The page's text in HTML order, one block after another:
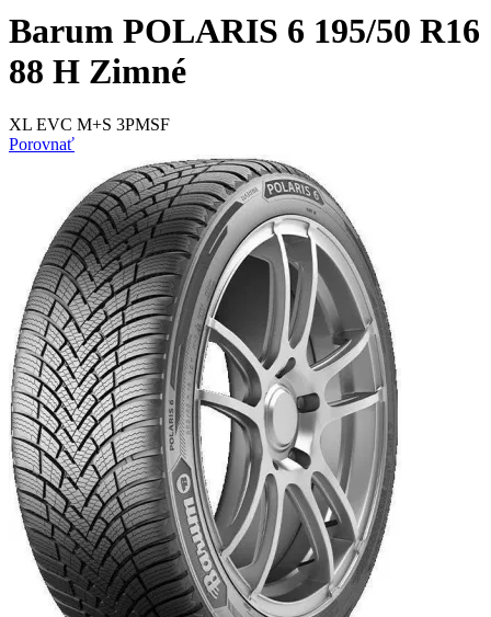
Barum POLARIS 6 195/50 R16
88 H Zimné
XL EVC M+S 3PMSF
Porovnať